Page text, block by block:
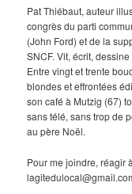
Pat Thiébaut, auteur
congrès du parti
(John Ford) et de la
SNCF. Vit, écrit,
Entre vingt et trente
blondes et effrontées
son café à Mutzig (67)
sans télé, sans trop de
au père Noël.
Pour me joindre, réagir